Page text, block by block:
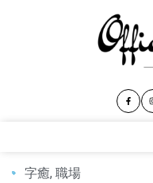
字癒, 職場